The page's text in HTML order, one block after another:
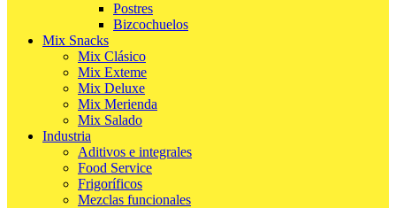
Postres
Bizcochuelos
Mix Snacks
Mix Clásico
Mix Exteme
Mix Deluxe
Mix Merienda
Mix Salado
Industria
Aditivos e integrales
Food Service
Frigoríficos
Mezclas funcionales